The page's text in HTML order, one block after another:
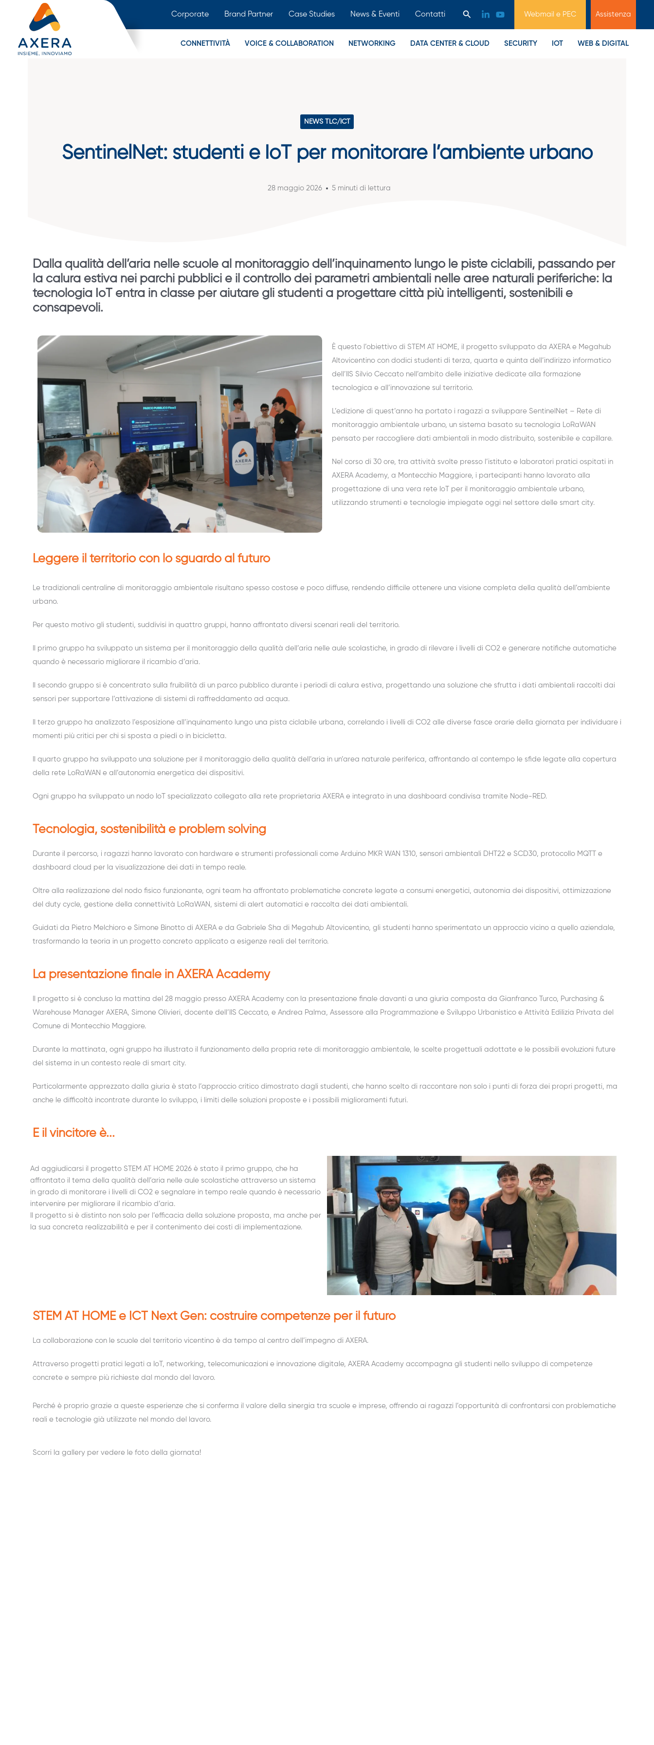
Corporate Brand Partner Case Studies News & Eventi Contatti Cerca Webmail e PEC Assistenza
CONNETTIVITÀ VOICE & COLLABORATION NETWORKING DATA CENTER & CLOUD SECURITY IOT WEB & DIGITAL
NEWS TLC/ICT
SentinelNet: studenti e IoT per monitorare l’ambiente urbano
28 maggio 2026 5 minuti di lettura
Dalla qualità dell’aria nelle scuole al monitoraggio dell’inquinamento lungo le piste ciclabili, passando per
la calura estiva nei parchi pubblici e il controllo dei parametri ambientali nelle aree naturali periferiche: la
tecnologia IoT entra in classe per aiutare gli studenti a progettare città più intelligenti, sostenibili e
consapevoli.
È questo l’obiettivo di STEM AT HOME, il progetto sviluppato da AXERA e Megahub
Altovicentino con dodici studenti di terza, quarta e quinta dell’indirizzo informatico
dell’IIS Silvio Ceccato nell’ambito delle iniziative dedicate alla formazione
tecnologica e all’innovazione sul territorio.
L’edizione di quest’anno ha portato i ragazzi a sviluppare SentinelNet – Rete di
monitoraggio ambientale urbano, un sistema basato su tecnologia LoRaWAN
pensato per raccogliere dati ambientali in modo distribuito, sostenibile e capillare.
Nel corso di 30 ore, tra attività svolte presso l’istituto e laboratori pratici ospitati in
AXERA Academy, a Montecchio Maggiore, i partecipanti hanno lavorato alla
progettazione di una vera rete IoT per il monitoraggio ambientale urbano,
utilizzando strumenti e tecnologie impiegate oggi nel settore delle smart city.
Leggere il territorio con lo sguardo al futuro
Le tradizionali centraline di monitoraggio ambientale risultano spesso costose e poco diffuse, rendendo difficile ottenere una visione completa della qualità dell’ambiente
urbano.
Per questo motivo gli studenti, suddivisi in quattro gruppi, hanno affrontato diversi scenari reali del territorio.
Il primo gruppo ha sviluppato un sistema per il monitoraggio della qualità dell’aria nelle aule scolastiche, in grado di rilevare i livelli di CO2 e generare notifiche automatiche
quando è necessario migliorare il ricambio d’aria.
Il secondo gruppo si è concentrato sulla fruibilità di un parco pubblico durante i periodi di calura estiva, progettando una soluzione che sfrutta i dati ambientali raccolti dai
sensori per supportare l’attivazione di sistemi di raffreddamento ad acqua.
Il terzo gruppo ha analizzato l’esposizione all’inquinamento lungo una pista ciclabile urbana, correlando i livelli di CO2 alle diverse fasce orarie della giornata per individuare i
momenti più critici per chi si sposta a piedi o in bicicletta.
Il quarto gruppo ha sviluppato una soluzione per il monitoraggio della qualità dell’aria in un’area naturale periferica, affrontando al contempo le sfide legate alla copertura
della rete LoRaWAN e all’autonomia energetica dei dispositivi.
Ogni gruppo ha sviluppato un nodo IoT specializzato collegato alla rete proprietaria AXERA e integrato in una dashboard condivisa tramite Node-RED.
Tecnologia, sostenibilità e problem solving
Durante il percorso, i ragazzi hanno lavorato con hardware e strumenti professionali come Arduino MKR WAN 1310, sensori ambientali DHT22 e SCD30, protocollo MQTT e
dashboard cloud per la visualizzazione dei dati in tempo reale.
Oltre alla realizzazione del nodo fisico funzionante, ogni team ha affrontato problematiche concrete legate a consumi energetici, autonomia dei dispositivi, ottimizzazione
del duty cycle, gestione della connettività LoRaWAN, sistemi di alert automatici e raccolta dei dati ambientali.
Guidati da Pietro Melchioro e Simone Binotto di AXERA e da Gabriele Sha di Megahub Altovicentino, gli studenti hanno sperimentato un approccio vicino a quello aziendale,
trasformando la teoria in un progetto concreto applicato a esigenze reali del territorio.
La presentazione finale in AXERA Academy
Il progetto si è concluso la mattina del 28 maggio presso AXERA Academy con la presentazione finale davanti a una giuria composta da Gianfranco Turco, Purchasing &
Warehouse Manager AXERA, Simone Olivieri, docente dell’IIS Ceccato, e Andrea Palma, Assessore alla Programmazione e Sviluppo Urbanistico e Attività Edilizia Privata del
Comune di Montecchio Maggiore.
Durante la mattinata, ogni gruppo ha illustrato il funzionamento della propria rete di monitoraggio ambientale, le scelte progettuali adottate e le possibili evoluzioni future
del sistema in un contesto reale di smart city.
Particolarmente apprezzato dalla giuria è stato l’approccio critico dimostrato dagli studenti, che hanno scelto di raccontare non solo i punti di forza dei propri progetti, ma
anche le difficoltà incontrate durante lo sviluppo, i limiti delle soluzioni proposte e i possibili miglioramenti futuri.
E il vincitore è...
Ad aggiudicarsi il progetto STEM AT HOME 2026 è stato il primo gruppo, che ha
affrontato il tema della qualità dell’aria nelle aule scolastiche attraverso un sistema
in grado di monitorare i livelli di CO2 e segnalare in tempo reale quando è necessario
intervenire per migliorare il ricambio d’aria.
Il progetto si è distinto non solo per l’efficacia della soluzione proposta, ma anche per
la sua concreta realizzabilità e per il contenimento dei costi di implementazione.
STEM AT HOME e ICT Next Gen: costruire competenze per il futuro
La collaborazione con le scuole del territorio vicentino è da tempo al centro dell’impegno di AXERA.
Attraverso progetti pratici legati a IoT, networking, telecomunicazioni e innovazione digitale, AXERA Academy accompagna gli studenti nello sviluppo di competenze
concrete e sempre più richieste dal mondo del lavoro.
Perché è proprio grazie a queste esperienze che si conferma il valore della sinergia tra scuole e imprese, offrendo ai ragazzi l’opportunità di confrontarsi con problematiche
reali e tecnologie già utilizzate nel mondo del lavoro.
Scorri la gallery per vedere le foto della giornata!